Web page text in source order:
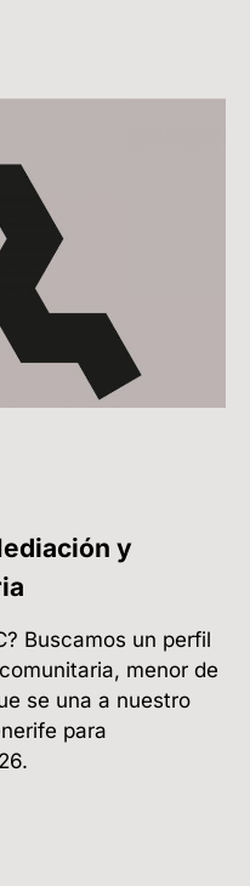
y
Buscamos un perfil
menor de
se una a nuestro
para